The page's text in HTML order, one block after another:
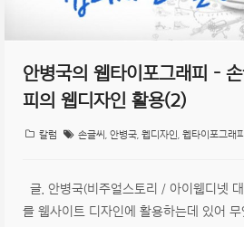
안병국의 웹타이포그래피 –
피의 웹디자인 활용(2)
칼럼 손글씨 안병국 웹디자인 웹타이포그래피
글. 안병국(비주얼스토리 / 아이웹디넷
를 웹사이트 디자인에 활용하는데 있어